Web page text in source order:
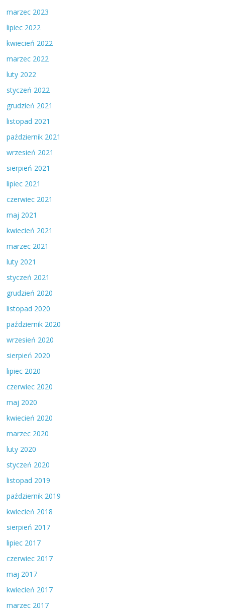
marzec 2023
lipiec 2022
kwiecień 2022
marzec 2022
luty 2022
styczeń 2022
grudzień 2021
listopad 2021
październik 2021
wrzesień 2021
sierpień 2021
lipiec 2021
czerwiec 2021
maj 2021
kwiecień 2021
marzec 2021
luty 2021
styczeń 2021
grudzień 2020
listopad 2020
październik 2020
wrzesień 2020
sierpień 2020
lipiec 2020
czerwiec 2020
maj 2020
kwiecień 2020
marzec 2020
luty 2020
styczeń 2020
listopad 2019
październik 2019
kwiecień 2018
sierpień 2017
lipiec 2017
czerwiec 2017
maj 2017
kwiecień 2017
marzec 2017